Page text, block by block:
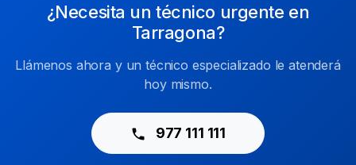
¿Necesita un técnico urgente en
Tarragona?
Llámenos ahora y un técnico especializado le atenderá
hoy mismo.
977 111 111